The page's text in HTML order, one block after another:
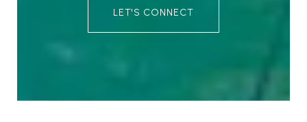
LET'S CONNECT